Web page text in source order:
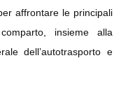
affrontare le principali
insieme alla
dell’autotrasporto e